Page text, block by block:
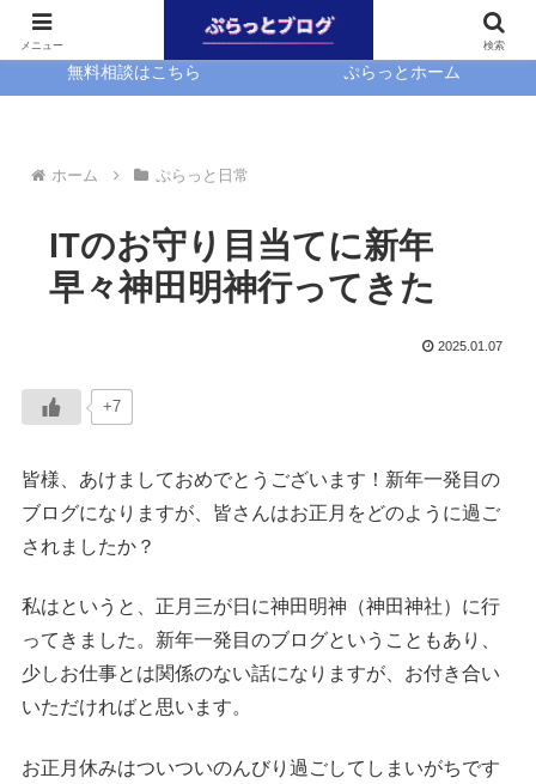
無料相談はこちら ぷらっとホーム
ホーム ぷらっと日常
ITのお守り目当てに新年
早々神田明神行ってきた
2025.01.07
+7
皆様、あけましておめでとうございます！新年一発目の
ブログになりますが、皆さんはお正月をどのように過ご
されましたか？
私はというと、正月三が日に神田明神（神田神社）に行
ってきました。新年一発目のブログということもあり、
少しお仕事とは関係のない話になりますが、お付き合い
いただければと思います。
お正月休みはついついのんびり過ごしてしまいがちです
メニュー 検索